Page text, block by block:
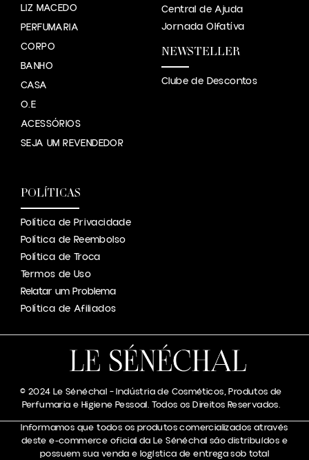
LIZ MACEDO
PERFUMARIA
CORPO
BANHO
CASA
O.E
ACESSÓRIOS
SEJA UM REVENDEDOR
Central de Ajuda
Jornada Olfatíva
NEWSTELLER
Clube de Descontos
POLÍTICAS
Política de Privacidade
Política de Reembolso
Política de Troca
Termos de Uso
Relatar um Problema
Política de Afiliados
© 2024 Le Sénéchal – Indústria de Cosméticos, Produtos de
Perfumaria e Higiene Pessoal. Todos os Direitos Reservados.
Informamos que todos os produtos comercializados através
deste e-commerce oficial da Le Sénéchal são distribuídos e
possuem sua venda e logística de entrega sob total